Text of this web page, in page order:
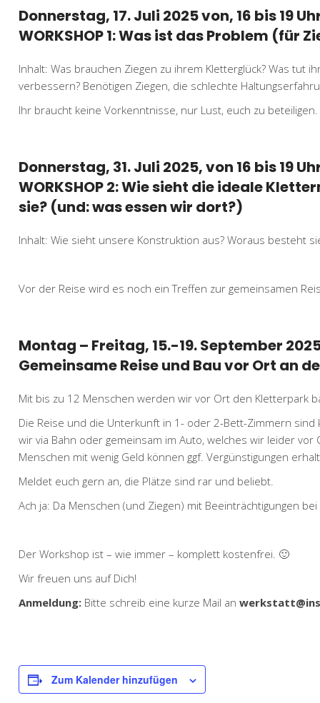
Donnerstag, 17. Juli 2025 von, 16 bis 19
WORKSHOP 1: Was ist das Problem (für
Inhalt: Was brauchen Ziegen zu ihrem Kletterglück? Was tut
verbessern? Benötigen Ziegen, die schlechte
Ihr braucht keine Vorkenntnisse, nur Lust, euch zu
Donnerstag, 31. Juli 2025, von 16 bis 19
WORKSHOP 2: Wie sieht die ideale
sie? (und: was essen wir dort?)
Inhalt: Wie sieht unsere Konstruktion aus? Woraus besteht
Vor der Reise wird es noch ein Treffen zur gemeinsamen
Montag – Freitag, 15.-19. September
Gemeinsame Reise und Bau vor Ort an
Mit bis zu 12 Menschen werden wir vor Ort den Kletterpark
Die Reise und die Unterkunft in 1- oder 2-Bett-Zimmern
wir via Bahn oder gemeinsam im Auto, welches wir leider
Menschen mit wenig Geld können ggf. Vergünstigungen
Meldet euch gern an, die Plätze sind rar und beliebt.
Ach ja: Da Menschen (und Ziegen) mit Beeinträchtigungen
Der Workshop ist – wie immer – komplett kostenfrei. 🙂
Wir freuen uns auf Dich!
Anmeldung: Bitte schreib eine kurze Mail an
Zum Kalender hinzufügen